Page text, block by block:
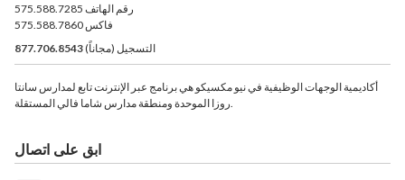
رقم الهاتف 575.588.7285
فاكس 575.588.7860
التسجيل (مجاناً)877.706.8543
أكاديمية الوجهات الوظيفية في نيو مكسيكو هي برنامج عبر الإنترنت تابع لمدارس سانتا
روزا الموحدة ومنطقة مدارس شاما فالي المستقلة.
ابق على اتصال